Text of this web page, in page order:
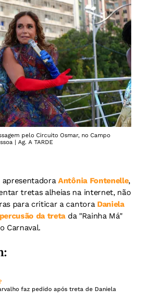
pelo Circuito Osmar, no Campo
| Ag. A TARDE
apresentadoraAntônia Fontenelle,
tretas alheias na internet, não
para criticar a cantora Daniela
da treta da "Rainha Má"
Carnaval.
faz pedido após treta de Daniela